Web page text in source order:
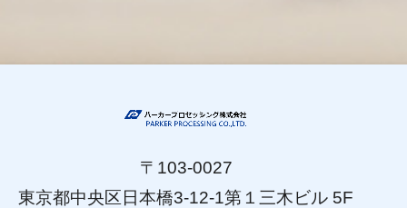
〒103-0027
東京都中央区日本橋3-12-1第１三木ビル 5F